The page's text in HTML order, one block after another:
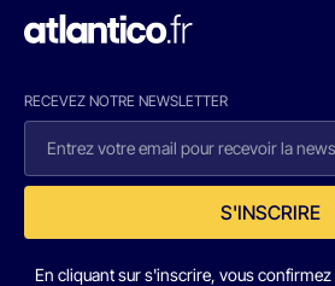
RECEVEZ NOTRE NEWSLETTER
S'INSCRIRE
En cliquant sur s'inscrire, vous